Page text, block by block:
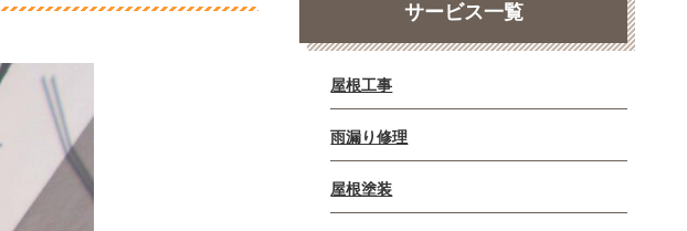
サービス一覧
屋根工事
雨漏り修理
屋根塗装